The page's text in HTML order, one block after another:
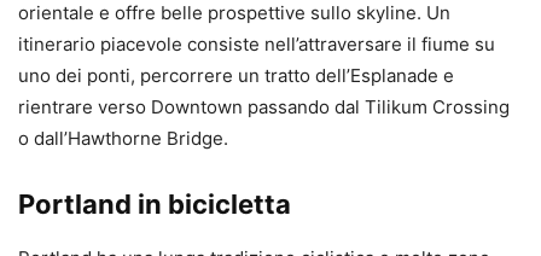
orientale e offre belle prospettive sullo skyline. Un
itinerario piacevole consiste nell’attraversare il fiume su
uno dei ponti, percorrere un tratto dell’Esplanade e
rientrare verso Downtown passando dal Tilikum Crossing
o dall’Hawthorne Bridge.
Portland in bicicletta